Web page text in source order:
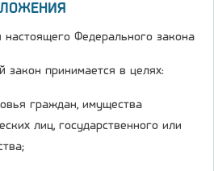
настоящего Федерального закона
закон принимается в целях:
граждан, имущества
лиц, государственного или